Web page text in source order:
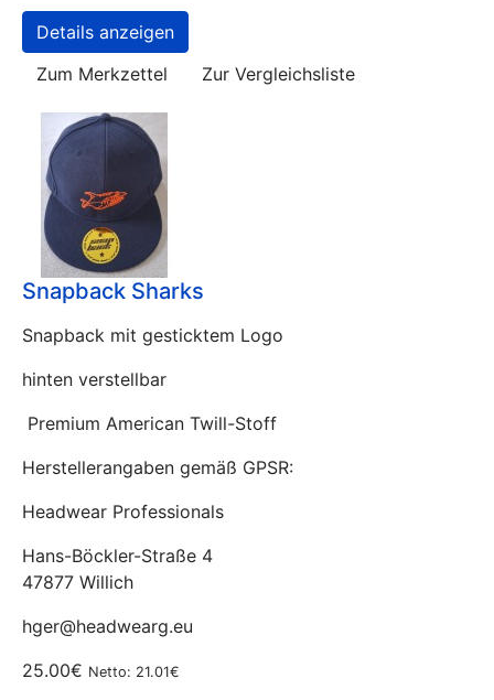
Details anzeigen
Zum Merkzettel
Zur Vergleichsliste
Snapback Sharks
Snapback mit gesticktem Logo
hinten verstellbar
Premium American Twill-Stoff
Herstellerangaben gemäß GPSR:
Headwear Professionals
Hans-Böckler-Straße 4
47877 Willich
hger@headwearg.eu
25.00€ Netto: 21.01€